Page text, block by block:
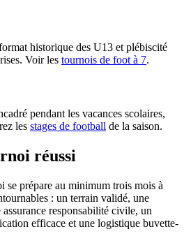
historique des U13 et plébiscité
Voir les tournois de foot à 7.
pendant les vacances scolaires,
les stages de football de la saison.
réussi
se prépare au minimum trois mois à
: un terrain validé, une
responsabilité civile, un
efficace et une logistique buvette-